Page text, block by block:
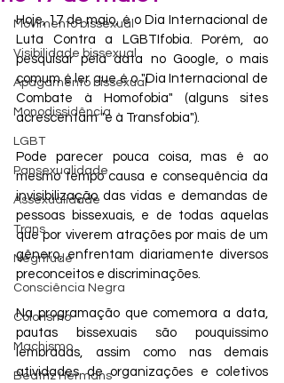
Movimento bissexual
Visibilidade bissexual
Apagamento bissexual
Monodissidência
LGBT
Pansexualidade
Assexualidade
Trans
Negritude
Consciência Negra
Colorismo
Machismo
Beatriz Hermans
Hoje, 17 de maio, é o Dia Internacional de
Luta Contra a LGBTIfobia. Porém, ao
pesquisar pela data no Google, o mais
comum é ler que é o "Dia Internacional de
Combate à Homofobia" (alguns sites
acrescentam "e à Transfobia").
Pode parecer pouca coisa, mas é ao
mesmo tempo causa e consequência da
invisibilização das vidas e demandas de
pessoas bissexuais, e de todas aquelas
que por viverem atrações por mais de um
gênero, enfrentam diariamente diversos
preconceitos e discriminações.
Na programação que comemora a data,
pautas bissexuais são pouquíssimo
lembradas, assim como nas demais
atividades de organizações e coletivos